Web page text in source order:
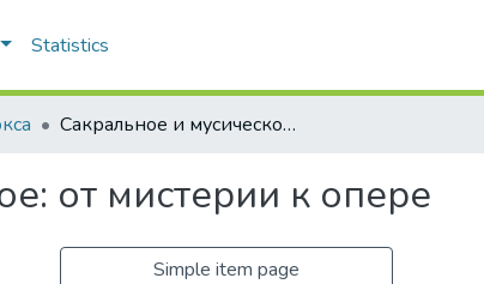
Statistics
Сакральное и мусическое: от мистерии к опере
от мистерии к опере
Simple item page